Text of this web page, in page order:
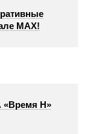
МАХ!
«Время Н»